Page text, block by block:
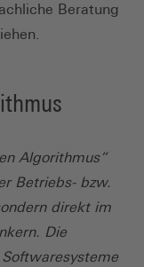
Beratung
Algorithmus“
Betriebs- bzw.
direkt im
Die